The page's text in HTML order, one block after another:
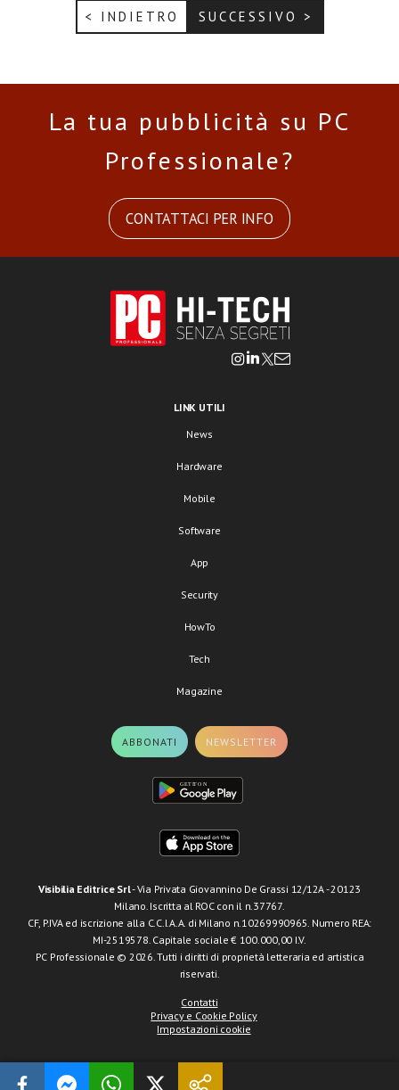
< INDIETRO SUCCESSIVO >
La tua pubblicità su PC
Professionale?
CONTATTACI PER INFO
LINK UTILI
News
Hardware
Mobile
Software
App
Security
HowTo
Tech
Magazine
ABBONATI NEWSLETTER
Visibilia Editrice Srl- Via Privata Giovannino De Grassi 12/12A - 20123
Milano. Iscritta al ROC con il n.37767.
CF, P.IVA ed iscrizione alla C.C.I.A.A. di Milano n.10269990965. Numero REA:
MI-2519578. Capitale sociale € 100.000,00 I.V.
PC Professionale © 2026. Tutti i diritti di proprietà letteraria ed artistica
riservati.
Contatti
Privacy e Cookie Policy
Impostazioni cookie